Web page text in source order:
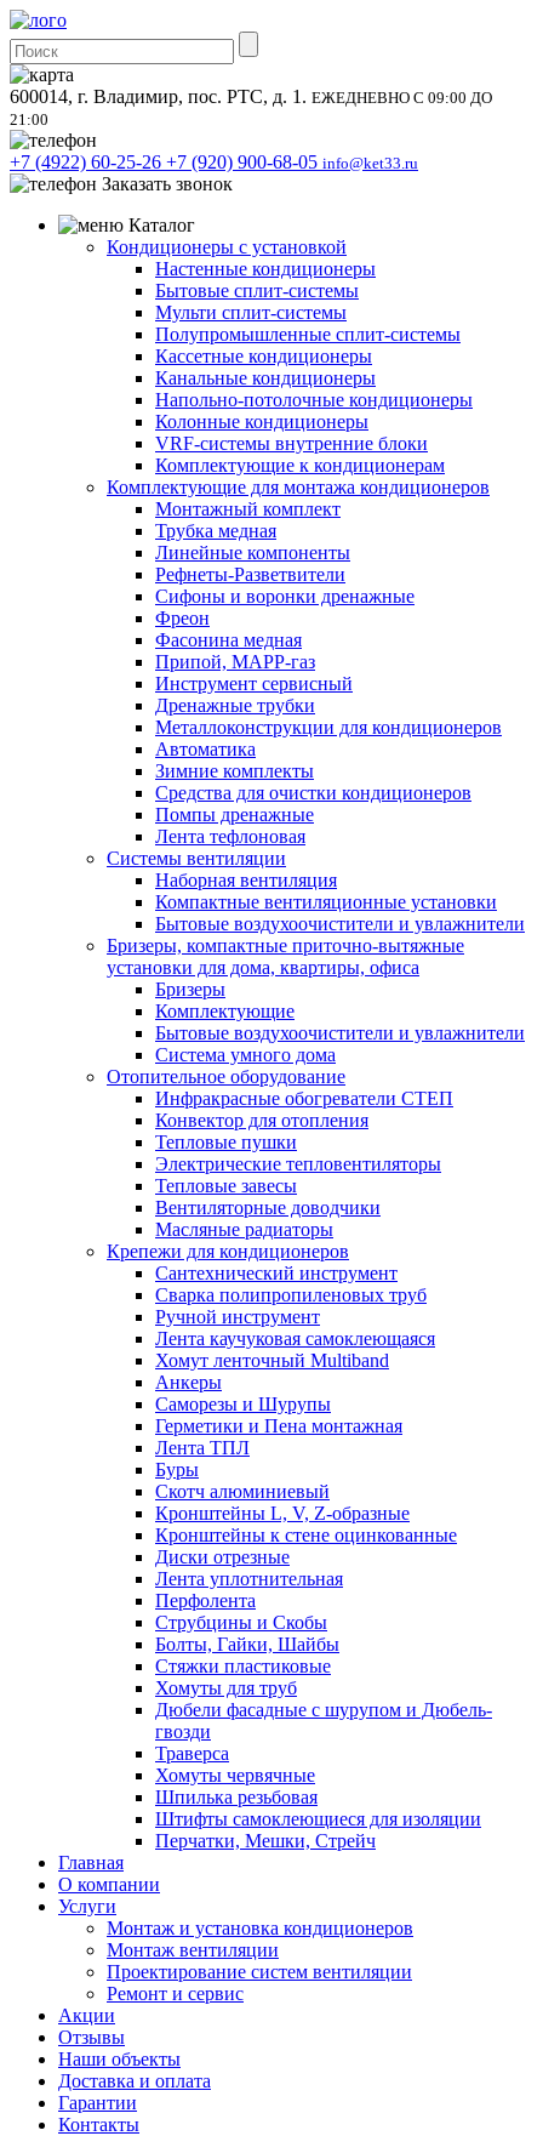
600014, г. Владимир, пос. РТС, д. 1. ЕЖЕДНЕВНО С 09:00 ДО
21:00
+7 (4922) 60-25-26 +7 (920) 900-68-05 info@ket33.ru
Заказать звонок
Каталог
Кондиционеры с установкой
Настенные кондиционеры
Бытовые сплит-системы
Мульти сплит-системы
Полупромышленные сплит-системы
Кассетные кондиционеры
Канальные кондиционеры
Напольно-потолочные кондиционеры
Колонные кондиционеры
VRF-системы внутренние блоки
Комплектующие к кондиционерам
Комплектующие для монтажа кондиционеров
Монтажный комплект
Трубка медная
Линейные компоненты
Рефнеты-Разветвители
Сифоны и воронки дренажные
Фреон
Фасонина медная
Припой, МАРР-газ
Инструмент сервисный
Дренажные трубки
Металлоконструкции для кондиционеров
Автоматика
Зимние комплекты
Средства для очистки кондиционеров
Помпы дренажные
Лента тефлоновая
Системы вентиляции
Наборная вентиляция
Компактные вентиляционные установки
Бытовые воздухоочистители и увлажнители
Бризеры, компактные приточно-вытяжные
установки для дома, квартиры, офиса
Бризеры
Комплектующие
Бытовые воздухоочистители и увлажнители
Система умного дома
Отопительное оборудование
Инфракрасные обогреватели СТЕП
Конвектор для отопления
Тепловые пушки
Электрические тепловентиляторы
Тепловые завесы
Вентиляторные доводчики
Масляные радиаторы
Крепежи для кондиционеров
Сантехнический инструмент
Сварка полипропиленовых труб
Ручной инструмент
Лента каучуковая самоклеющаяся
Хомут ленточный Multiband
Анкеры
Саморезы и Шурупы
Герметики и Пена монтажная
Лента ТПЛ
Буры
Скотч алюминиевый
Кронштейны L, V, Z-образные
Кронштейны к стене оцинкованные
Диски отрезные
Лента уплотнительная
Перфолента
Струбцины и Скобы
Болты, Гайки, Шайбы
Стяжки пластиковые
Хомуты для труб
Дюбели фасадные с шурупом и Дюбель-
гвозди
Траверса
Хомуты червячные
Шпилька резьбовая
Штифты самоклеющиеся для изоляции
Перчатки, Мешки, Стрейч
Главная
О компании
Услуги
Монтаж и установка кондиционеров
Монтаж вентиляции
Проектирование систем вентиляции
Ремонт и сервис
Акции
Отзывы
Наши объекты
Доставка и оплата
Гарантии
Контакты